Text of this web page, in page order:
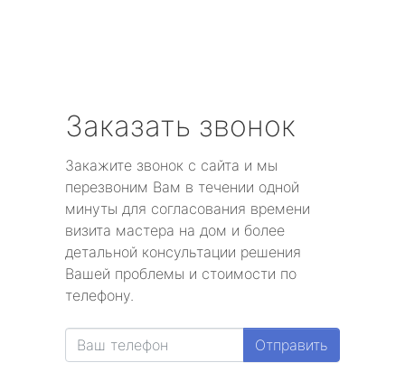
Заказать звонок
Закажите звонок с сайта и мы
перезвоним Вам в течении одной
минуты для согласования времени
визита мастера на дом и более
детальной консультации решения
Вашей проблемы и стоимости по
телефону.
Отправить